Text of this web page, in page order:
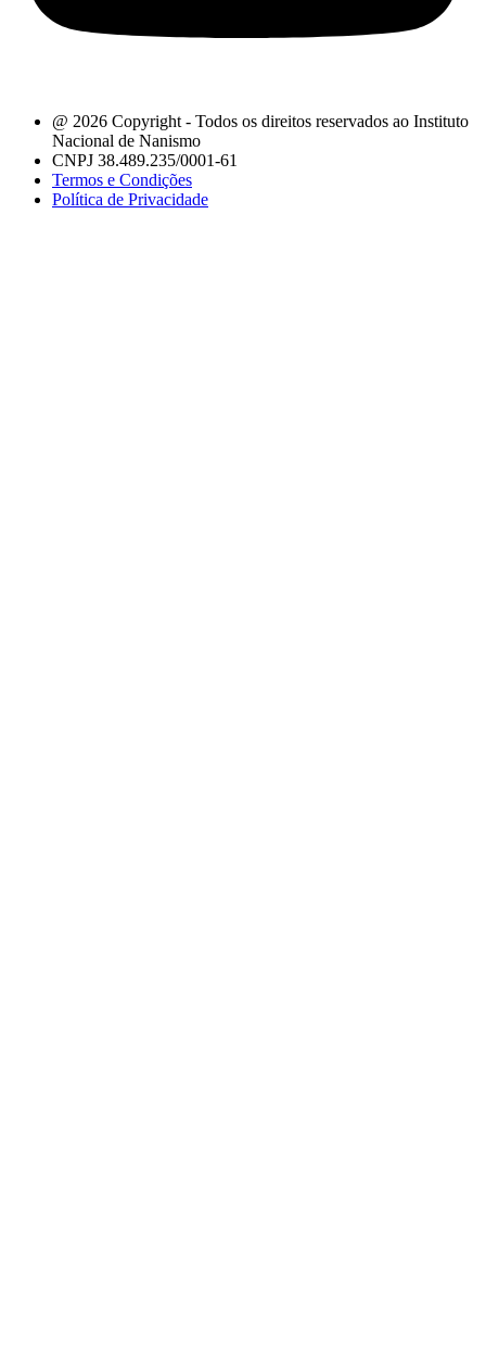
@ 2026 Copyright - Todos os direitos reservados ao Instituto
Nacional de Nanismo
CNPJ 38.489.235/0001-61
Termos e Condições
Política de Privacidade